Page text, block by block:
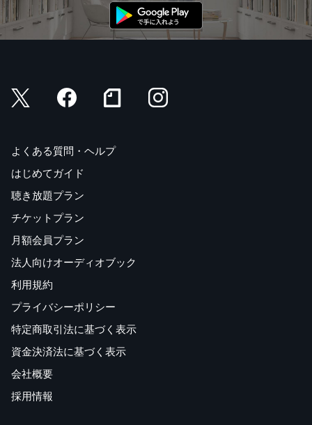
よくある質問・ヘルプ
はじめてガイド
聴き放題プラン
チケットプラン
月額会員プラン
法人向けオーディオブック
利用規約
プライバシーポリシー
特定商取引法に基づく表示
資金決済法に基づく表示
会社概要
採用情報